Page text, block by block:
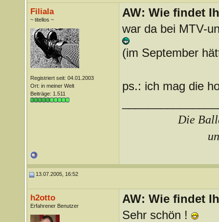
Filiala
~ titellos ~
Registriert seit: 04.01.2003
Ort: in meiner Welt
Beiträge: 1.511
AW: Wie findet
war da bei MTV-
(im September
ps.: ich mag die
Die
13.07.2005, 16:52
h2otto
Erfahrener Benutzer
AW: Wie findet
Sehr schön !